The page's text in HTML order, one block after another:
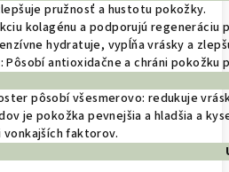
pružnosť a hustotu pokožky.
kolagénu a podporujú regeneráciu
hydratuje, vypĺňa vrásky a
antioxidačne a chráni pokožku
pôsobí všesmerovo: redukuje
je pokožka pevnejšia a hladšia a
faktorov.